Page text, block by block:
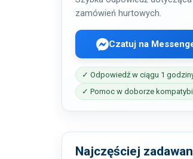
zamówień hurtowych.
Czatuj na
✓ Odpowiedź w ciągu 1
✓ Pomoc w doborze
Najczęściej